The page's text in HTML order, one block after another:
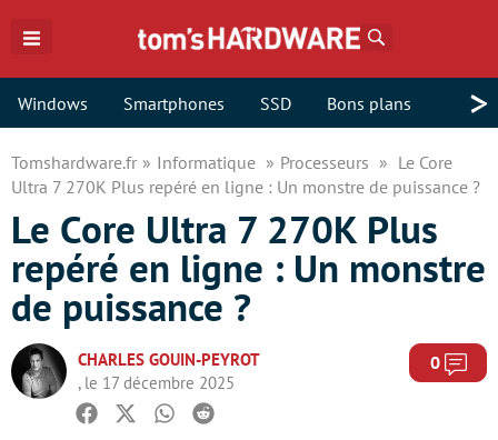
Windows Smartphones SSD Bons plans >
Tomshardware.fr Informatique Processeurs
Le Core
Ultra 7 270K Plus repéré en ligne : Un monstre de puissance ?
Le Core Ultra 7 270K Plus
repéré en ligne : Un monstre
de puissance ?
CHARLES GOUIN-PEYROT
, le 17 décembre 2025
0
Facebook
TwitterWhatsapp
Reddit